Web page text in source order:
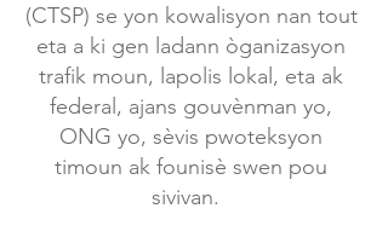
(CTSP) se yon kowalisyon nan tout
eta a ki gen ladann òganizasyon
trafik moun, lapolis lokal, eta ak
federal, ajans gouvènman yo,
ONG yo, sèvis pwoteksyon
timoun ak founisè swen pou
sivivan.